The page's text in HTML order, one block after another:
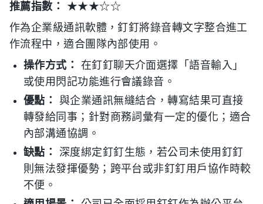
推薦指數：
★★★☆☆
作為企業級通訊軟體，釘釘將錄音轉文字整合進工
作流程中，適合團隊內部使用。
操作方式：
在釘釘聊天介面選擇「語音輸入」
或使用閃記功能進行會議錄音。
優點：
與企業通訊無縫結合，轉寫結果可直接
轉發給同事；針對商務詞彙有一定的優化；適合
內部溝通協調。
缺點：
深度綁定釘釘生態，若公司未使用釘釘
則無法發揮優勢；跨平台或非釘釘用戶協作時較
不便。